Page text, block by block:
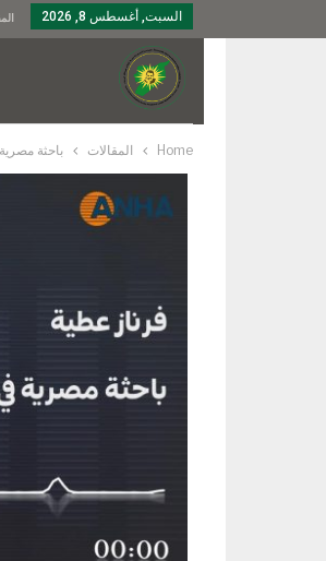
السبت, أغسطس 8, 2026
Home المقالات باحثة